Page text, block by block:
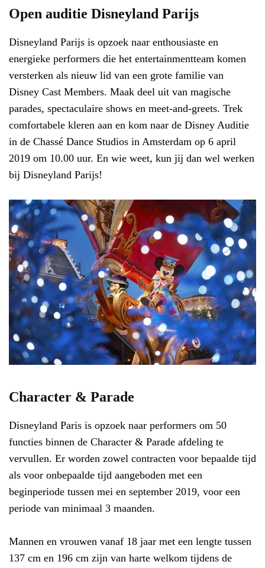
Open auditie Disneyland Parijs
Disneyland Parijs is opzoek naar enthousiaste en
energieke performers die het entertainmentteam komen
versterken als nieuw lid van een grote familie van
Disney Cast Members. Maak deel uit van magische
parades, spectaculaire shows en meet-and-greets. Trek
comfortabele kleren aan en kom naar de Disney Auditie
in de Chassé Dance Studios in Amsterdam op 6 april
2019 om 10.00 uur. En wie weet, kun jij dan wel werken
bij Disneyland Parijs!
Character & Parade
Disneyland Paris is opzoek naar performers om 50
functies binnen de Character & Parade afdeling te
vervullen. Er worden zowel contracten voor bepaalde tijd
als voor onbepaalde tijd aangeboden met een
beginperiode tussen mei en september 2019, voor een
periode van minimaal 3 maanden.
Mannen en vrouwen vanaf 18 jaar met een lengte tussen
137 cm en 196 cm zijn van harte welkom tijdens de